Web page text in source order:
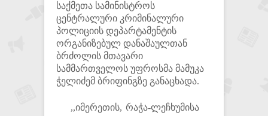
საქმეთა სამინისტროს
ცენტრალური კრიმინალური
პოლიციის დეპარტამენტის
ორგანიზებულ დანაშაულთან
ბრძოლის მთავარი
სამმართველოს უფროსმა მამუკა
ჭელიძემ ბრიფინგზე განაცხადა.
,,იმერეთის, რაჭა-ლეჩხუმისა